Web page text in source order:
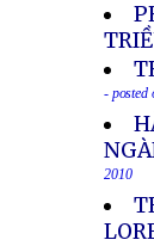
-
2010